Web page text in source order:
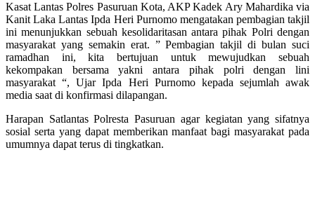
Kasat Lantas Polres Pasuruan Kota, AKP Kadek Ary Mahardika via
Kanit Laka Lantas Ipda Heri Purnomo mengatakan pembagian takjil
ini menunjukkan sebuah kesolidaritasan antara pihak Polri dengan
masyarakat yang semakin erat. ” Pembagian takjil di bulan suci
ramadhan ini, kita bertujuan untuk mewujudkan sebuah
kekompakan bersama yakni antara pihak polri dengan lini
masyarakat “, Ujar Ipda Heri Purnomo kepada sejumlah awak
media saat di konfirmasi dilapangan.
Harapan Satlantas Polresta Pasuruan agar kegiatan yang sifatnya
sosial serta yang dapat memberikan manfaat bagi masyarakat pada
umumnya dapat terus di tingkatkan.